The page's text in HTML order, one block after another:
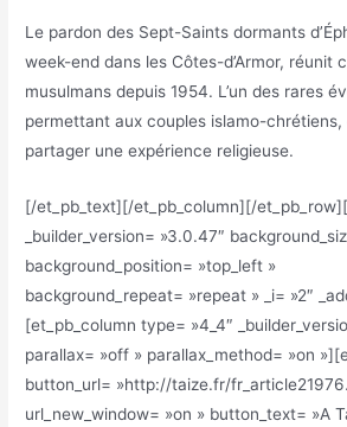
Le pardon des Sept-Saints dormants
week-end dans les Côtes-d’Armor, réunit
musulmans depuis 1954. L’un des rares
permettant aux couples islamo-chrétiens,
partager une expérience religieuse.
[/et_pb_text][/et_pb_column][/
_builder_version= »3.0.47″
background_position= »top_left »
background_repeat= »repeat » _i= »2″
[et_pb_column type= »4_4″
parallax= »off » parallax_method= »on
button_url= »http://taize.fr/
url_new_window= »on » button_text= »A